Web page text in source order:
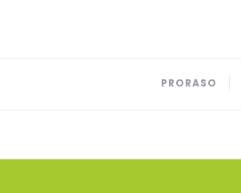
PRORASO